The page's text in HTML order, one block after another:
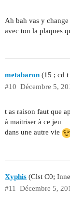
Ah bah vas y change
avec ton la plaques
metabaron (15 ; cd
Décembre 5,
#10
t as raison faut que
à maitriser à ce jeu
dans une autre vie
Xyphis (Clst C0;
Décembre 5,
#11